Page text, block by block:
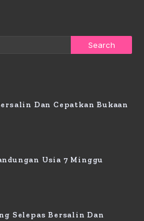
Dan Cepatkan Bukaan
Usia 7 Minggu
Selepas Bersalin Dan